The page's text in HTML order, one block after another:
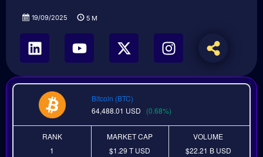
19/09/2025 5 M
Bitcoin (BTC)
64,488.01 USD (0.68%)
RANK
1
MARKET CAP
$1.29 TUSD
VOLUME
$22.21 B USD